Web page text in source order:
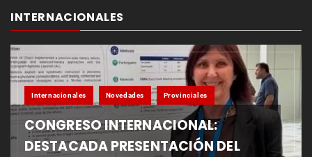
INTERNACIONALES
Internacionales Novedades Provinciales
CONGRESO INTERNACIONAL:
DESTACADA PRESENTACIÓN DEL